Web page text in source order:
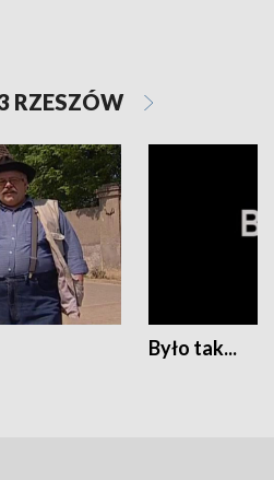
RZESZÓW
Było tak...